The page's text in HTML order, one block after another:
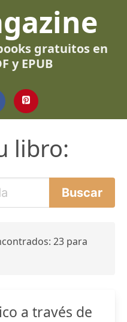
gratuitos en
y EPUB
libro:
23 para
a través de